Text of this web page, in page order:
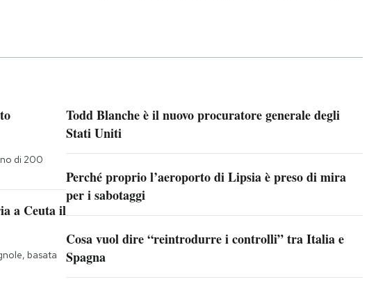
di 200
a Ceuta il
basata
Todd Blanche è il nuovo procuratore generale degli
Stati Uniti
Perché proprio l’aeroporto di Lipsia è preso di mira
per i sabotaggi
Cosa vuol dire “reintrodurre i controlli” tra Italia e
Spagna